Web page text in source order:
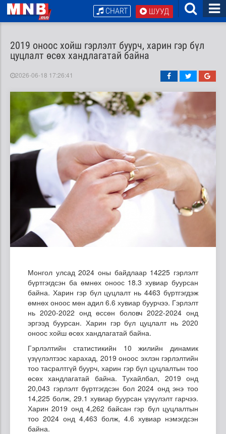
ШУУД
CHART
2019 оноос хойш гэрлэлт буурч, харин гэр бүл
цуцлалт өсөх хандлагатай байна
2026-06-18 17:26:41
Монгол улсад 2024 оны байдлаар 14225 гэрлэлт
бүртгэгдсэн ба өмнөх оноос 18.3 хувиар буурсан
байна. Харин гэр бүл цуцлалт нь 4463 бүртгэгдэж
өмнөх оноос мөн адил 6.6 хувиар буурчээ. Гэрлэлт
нь 2020-2022 онд өссөн боловч 2022-2024 онд
эргээд буурсан. Харин гэр бүл цуцлалт нь 2020
оноос хойш өсөх хандлагатай байна.
Гэрлэлтийн статистикийн 10 жилийн динамик
үзүүлэлтээс харахад, 2019 оноос эхлэн гэрлэлтийн
тоо тасралтгүй буурч, харин гэр бүл цуцлалтын тоо
өсөх хандлагатай байна. Тухайлбал, 2019 онд
20,043 гэрлэлт бүртгэгдсэн бол 2024 онд энэ тоо
14,225 болж, 29.1 хувиар буурсан үзүүлэлт гарчээ.
Харин 2019 онд 4,262 байсан гэр бүл цуцлалтын
тоо 2024 онд 4,463 болж, 4.6 хувиар нэмэгдсэн
байна.